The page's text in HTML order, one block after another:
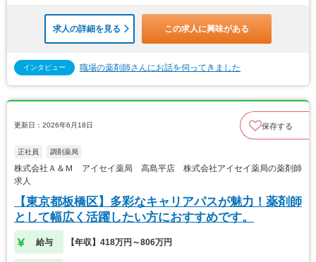
求人の詳細を見る この求人に興味がある
インタビュー 職場の薬剤師さんにお話を伺ってきました
更新日：2026年6月18日 保存する
正社員 調剤薬局
株式会社Ａ＆Ｍ アイセイ薬局 高島平店 株式会社アイセイ薬局の薬剤師
求人
【東京都板橋区】多彩なキャリアパスが魅力！薬剤師
として幅広く活躍したい方におすすめです。
給与 【年収】418万円～806万円